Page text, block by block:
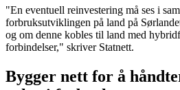
"En eventuell reinvestering må ses i
forbruksutviklingen på land på
og om denne kobles til land med
forbindelser," skriver Statnett.
Bygger nett for å